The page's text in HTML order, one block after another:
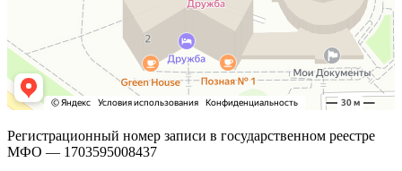
Регистрационный номер записи в государственном реестре
МФО — 1703595008437